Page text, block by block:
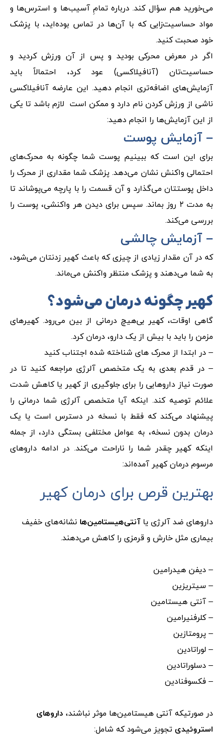
می‌خورید هم سؤال کند. درباره تمامِ آسیب‌ها و استرس‌ها و
مواد حساسیت‌زایی که با آن‌ها در تماس بوده‌اید، با پزشک
خود صحبت کنید.
اگر در معرض محرکی بودید و پس از آن ورزش کردید و
حساسیت‌تان (آنافیلاکسی) عود کرد، احتمالاً باید
آزمایش‌های اضافه‌تری انجام دهید. این عارضه آنافیلاکسی
ناشی از ورزش کردن نام دارد و ممکن است لازم باشد تا یکی
از این آزمایش‌ها را انجام دهید:
– آزمایش پوست
برای این است که ببینیم پوست شما چگونه به محرک‌های
احتمالی واکنش نشان می‌دهد. پزشک شما مقداری از محرک را
داخل پوستتان می‌گذارد و آن قسمت را با پارچه می‌پوشاند تا
به مدت ۲ روز بماند. سپس برای دیدن هر واکنشی، پوست را
بررسی می‌کند.
– آزمایش چالشی
که در آن مقدار زیادی از چیزی که باعث کهیر زدنتان می‌شود،
به شما می‌دهند و پزشک منتظر واکنش می‌ماند.
کهیر چگونه درمان می‌شود؟
گاهی اوقات، کهیر بی‌هیچ درمانی از بین می‌رود. کهیرهای
مزمن را باید با بیش از یک دارو، درمان کرد.
– در ابتدا از محرک های شناخته شده اجتناب کنید
– در قدم بعدی به یک متخصص آلرژی مراجعه کنید تا در
صورت نیاز داروهایی را برای جلوگیری از کهیر یا کاهش شدت
علائم توصیه کند. اینکه آیا متخصص آلرژی شما درمانی را
پیشنهاد می‌کند که فقط با نسخه در دسترس است یا یک
درمان بدون نسخه، به عوامل مختلفی بستگی دارد، از جمله
اینکه کهیر چقدر شما را ناراحت می‌کند. در ادامه داروهای
مرسوم درمان کهیر آمده‌اند:
بهترین قرص برای درمان کهیر
داروهای ضد آلرژی یا آنتی‌هیستامین‌ها نشانه‌های خفیف
بیماری مثل خارش و قرمزی را کاهش می‌دهند.
– دیفن هیدرامین
– سیتریزین
– آنتی هیستامین
– کلرفنیرامین
– پرومتازین
– لوراتادین
– دسلوراتادین
– فکسوفنادین
در صورتیکه آنتی هیستامین‌ها موثر نباشند، داروهای
استروئیدی تجویز می‌شود که شامل: